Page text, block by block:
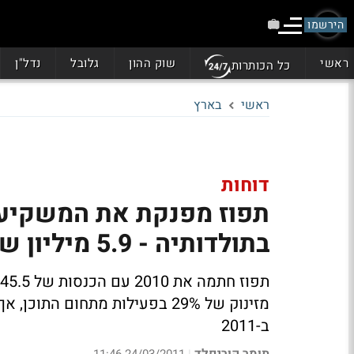
הירשמו
ראשי כל הכותרות שוק ההון גלובל נדל"ן
ראשי בארץ
דוחות
תפוז מפנקת את
בתולדותיה - 5.9 מיליון שקל
מזינוק של 29% בפעילות
ב-2011